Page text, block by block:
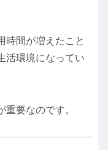
時間が増えたこと
活環境になってい
要なのです。